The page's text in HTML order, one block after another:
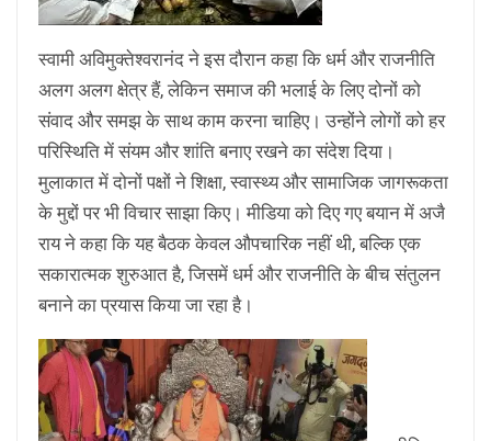
स्वामी अविमुक्तेश्वरानंद ने इस दौरान कहा कि धर्म और राजनीति
अलग अलग क्षेत्र हैं, लेकिन समाज की भलाई के लिए दोनों को
संवाद और समझ के साथ काम करना चाहिए। उन्होंने लोगों को हर
परिस्थिति में संयम और शांति बनाए रखने का संदेश दिया।
मुलाकात में दोनों पक्षों ने शिक्षा, स्वास्थ्य और सामाजिक जागरूकता
के मुद्दों पर भी विचार साझा किए। मीडिया को दिए गए बयान में अजै
राय ने कहा कि यह बैठक केवल औपचारिक नहीं थी, बल्कि एक
सकारात्मक शुरुआत है, जिसमें धर्म और राजनीति के बीच संतुलन
बनाने का प्रयास किया जा रहा है।